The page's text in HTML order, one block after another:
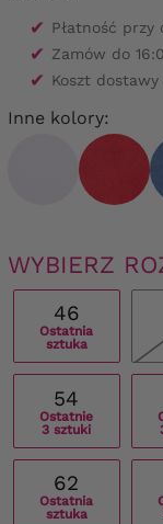
✔ Płatność przy
✔ Zamów do
✔ Koszt dostawy
Inne kolory:
WYBIERZ
46
Ostatnia
sztuka
54
Ostatnie
3 sztuki
62
Ostatnia
sztuka